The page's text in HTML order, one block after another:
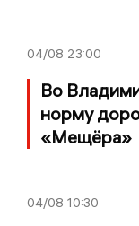
04/08 23:00
Во
норму
«Мещёра»
04/08 10:30